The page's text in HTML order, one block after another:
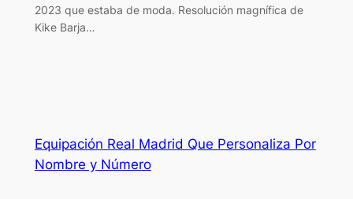
2023 que estaba de moda. Resolución magnífica de
Kike Barja…
Equipación Real Madrid Que Personaliza Por
Nombre y Número